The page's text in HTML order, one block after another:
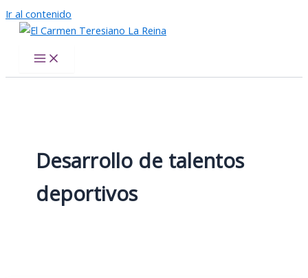
Ir al contenido
Desarrollo de talentos
deportivos